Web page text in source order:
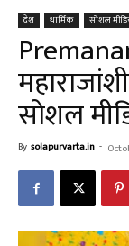
देश धार्मिक सोशल
सोशल
By solapurvarta.in -